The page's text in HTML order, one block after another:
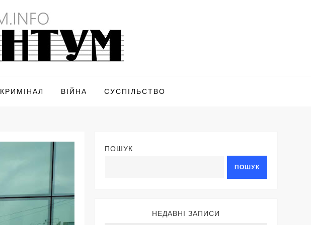
КРИМІНАЛ ВІЙНА СУСПІЛЬСТВО
ПОШУК
ПОШУК
НЕДАВНІ ЗАПИСИ